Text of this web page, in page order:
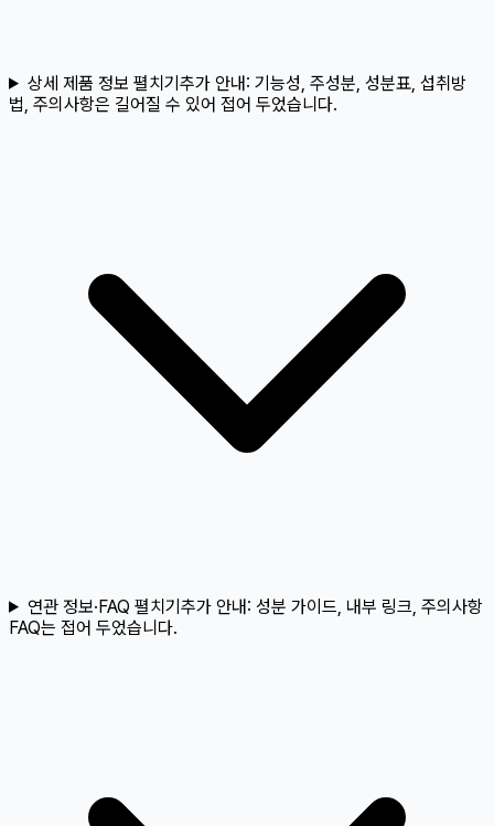
상세 제품 정보 펼치기추가 안내: 기능성, 주성분, 성분표, 섭취방
법, 주의사항은 길어질 수 있어 접어 두었습니다.
연관 정보·FAQ 펼치기추가 안내: 성분 가이드, 내부 링크, 주의사항
FAQ는 접어 두었습니다.